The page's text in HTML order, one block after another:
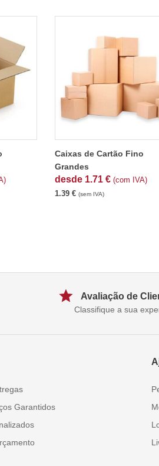
Caixas de Cartão Fino
Grandes
desde 1.71 € (com IVA)
1.39 € (sem IVA)
Avaliação de
Classifique a sua
Garantidos